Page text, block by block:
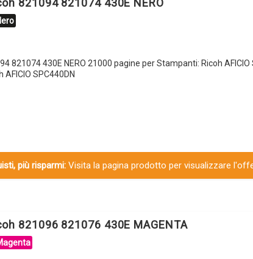
821074 430E NERO 21000 pagine per Stampanti: Ricoh AFICIO
AFICIO SPC440DN
più risparmi:Visita la pagina prodotto per visualizzare
821096 821076 430E MAGENTA